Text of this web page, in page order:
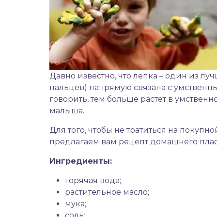
Давно известно, что лепка – один из
пальцев) напрямую связана с
говорить, тем больше растет в
малыша.
Для того, чтобы не тратиться на
предлагаем вам рецепт домашнего
Ингредиенты:
горячая вода;
растительное масло;
мука;